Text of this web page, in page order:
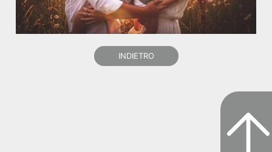
INDIETRO